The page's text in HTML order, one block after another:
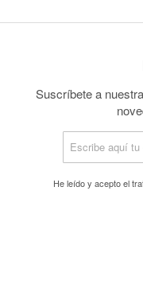
Suscríbete a
He leído y acepto el